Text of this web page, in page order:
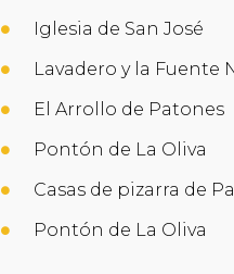
Iglesia de San José
Lavadero y la Fuente
El Arrollo de Patones
Pontón de La Oliva
Casas de pizarra de
Pontón de La Oliva